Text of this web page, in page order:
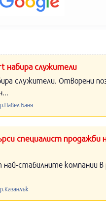
набира служители
служители. Отворени
Баня
специалист продажби
стабилните компании в